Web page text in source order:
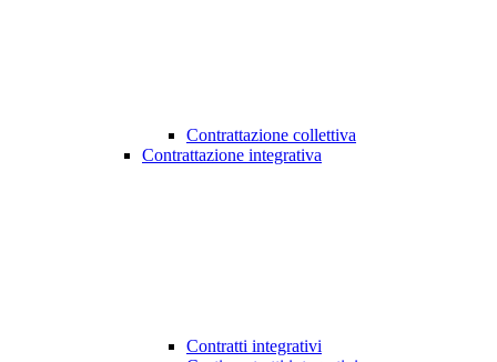
Contrattazione collettiva
Contrattazione integrativa
Contratti integrativi